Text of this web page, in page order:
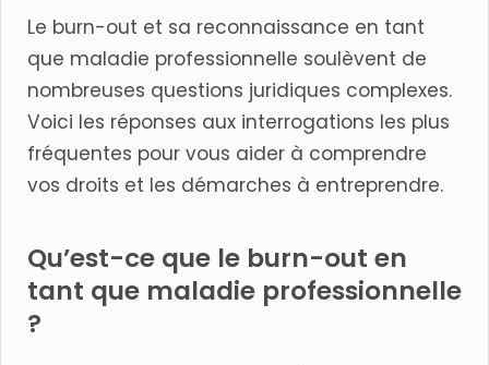
Le burn-out et sa reconnaissance en tant
que maladie professionnelle soulèvent de
nombreuses questions juridiques complexes.
Voici les réponses aux interrogations les plus
fréquentes pour vous aider à comprendre
vos droits et les démarches à entreprendre.
Qu’est-ce que le burn-out en
tant que maladie professionnelle
?